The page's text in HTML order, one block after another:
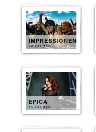
IMPRESSIONEN
50 BILDER
EPICA
15 BILDER